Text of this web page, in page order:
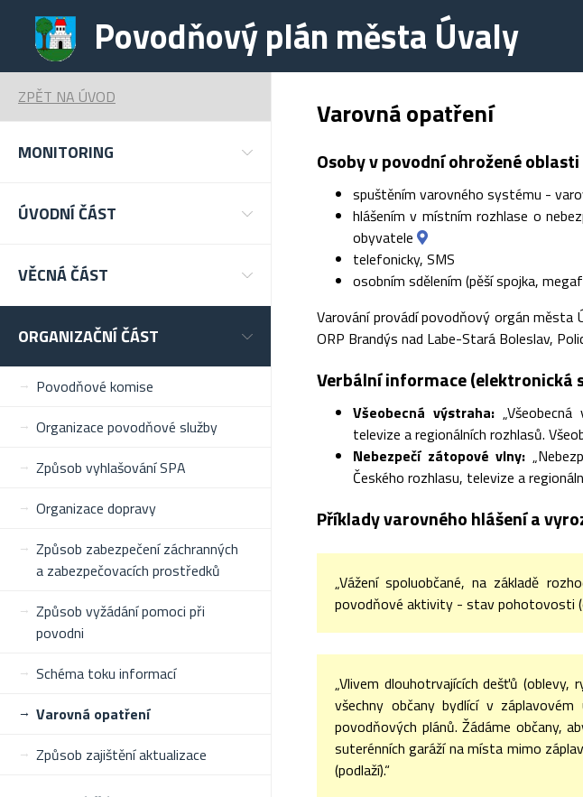
Povodňový plán města Úvaly
ZPĚT NA ÚVOD
MONITORING
ÚVODNÍ ČÁST
VĚCNÁ ČÁST
ORGANIZAČNÍ ČÁST
Povodňové komise
Organizace povodňové služby
Způsob vyhlašování SPA
Organizace dopravy
Způsob zabezpečení záchranných
a zabezpečovacích prostředků
Způsob vyžádání pomoci při
povodni
Schéma toku informací
Varovná opatření
Způsob zajištění aktualizace
Varovná opatření
Osoby v povodní ohrožené
spuštěním varovného systému -
hlášením v místním rozhlase o
obyvatele
telefonicky, SMS
osobním sdělením (pěší spojka,
Varování provádí povodňový orgán města
ORP Brandýs nad Labe-Stará Boleslav,
Verbální informace (elektronická
Všeobecná výstraha:
televize a regionálních rozhlasů.
Nebezpečí zátopové vlny:
Českého rozhlasu, televize a
Příklady varovného hlášení a
„Vážení spoluobčané, na základě
povodňové aktivity - stav pohotovosti
„Vlivem dlouhotrvajících dešťů (oblevy,
všechny občany bydlící v
povodňových plánů. Žádáme občany,
suterénních garáží na místa mimo
(podlaží).“